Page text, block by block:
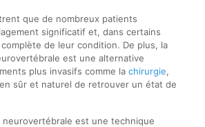
que de nombreux patients
significatif et, dans certains
de leur condition. De plus, la
est une alternative
plus invasifs comme la chirurgie,
sûr et naturel de retrouver un état de
neurovertébrale est une technique